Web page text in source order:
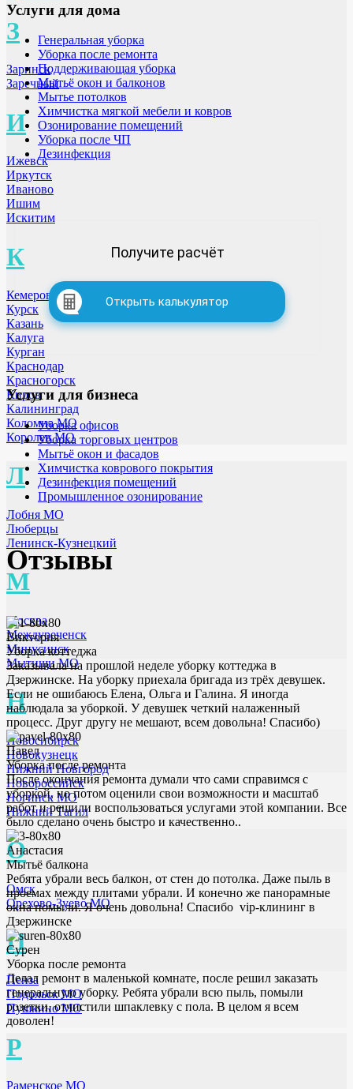
З
Заринск
Заречный
И
Ижевск
Иркутск
Иваново
Ишим
Искитим
К
Кемерово
Курск
Казань
Калуга
Курган
Краснодар
Красногорск
Киров
Калининград
Коломна МО
Королев МО
Л
Лобня МО
Люберцы
Ленинск-Кузнецкий
М
Москва
Междуреченск
Минусинск
Мытищи МО
Н
Новосибирск
Новокузнецк
Нижний Новгород
Новороссийск
Ногинск МО
Нижний Тагил
О
Омск
Орехово-Зуево МО
П
Пенза
Подольск МО
Пушкино МО
Р
Раменское МО
Услуги для дома
Генеральная уборка
Уборка после ремонта
Поддерживающая уборка
Мытьё окон и балконов
Мытье потолков
Химчистка мягкой мебели и ковров
Озонирование помещений
Уборка после ЧП
Дезинфекция
Получите расчёт
Открыть калькулятор
Услуги для бизнеса
Уборка офисов
Уборка торговых центров
Мытьё окон и фасадов
Химчистка коврового покрытия
Дезинфекция помещений
Промышленное озонирование
Отзывы
Виктория
Уборка коттеджа
Заказывала на прошлой неделе уборку коттеджа в
Дзержинске. На уборку приехала бригада из трёх девушек.
Если не ошибаюсь Елена, Ольга и Галина. Я иногда
наблюдала за уборкой. У девушек четкий налаженный
процесс. Друг другу не мешают, всем довольна! Спасибо)
Павел
Уборка после ремонта
После окончания ремонта думали что сами справимся с
уборкой, но потом оценили свои возможности и масштаб
работ и решили воспользоваться услугами этой компании. Все
было сделано очень быстро и качественно..
Анастасия
Мытьё балкона
Ребята убрали весь балкон, от стен до потолка. Даже пыль в
проемах между плитами убрали. И конечно же панорамные
окна помыли. Я очень довольна! Спасибо vip-клининг в
Дзержинске
Сурен
Уборка после ремонта
Делал ремонт в маленькой комнате, после решил заказать
генеральную уборку. Ребята убрали всю пыль, помыли
розетки, отчистили шпаклевку с пола. В целом я всем
доволен!